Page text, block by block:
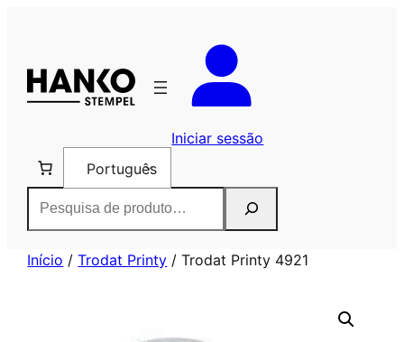
conteúdo
Iniciar sessão
Português
Início /Trodat Printy / Trodat Printy 4921